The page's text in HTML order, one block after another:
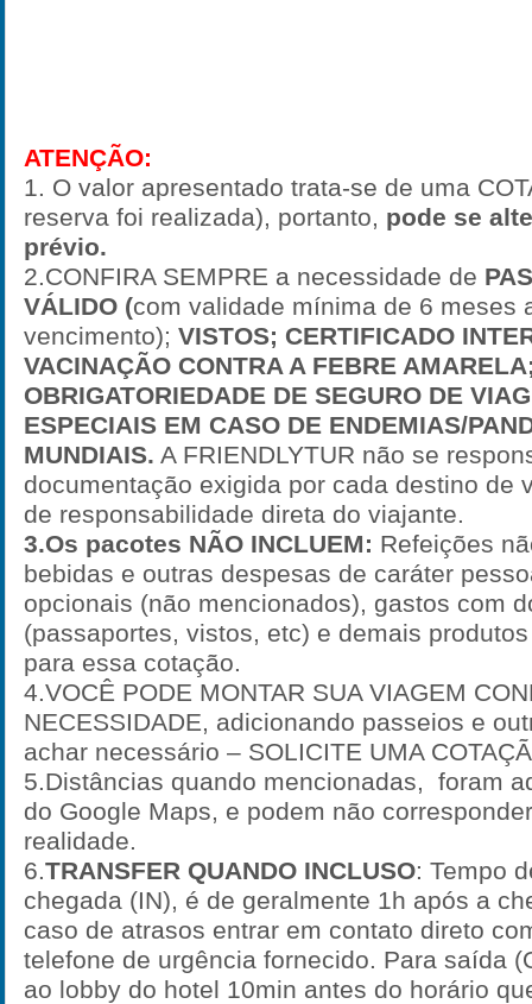
ATENÇÃO:
1. O valor apresentado trata-se de uma
reserva foi realizada), portanto, pode se
prévio.
2.CONFIRA SEMPRE a necessidade de
VÁLIDO (com validade mínima de 6 meses
vencimento); VISTOS; CERTIFICADO
VACINAÇÃO CONTRA A FEBRE
OBRIGATORIEDADE DE SEGURO DE
ESPECIAIS EM CASO DE ENDEMIAS/
MUNDIAIS. A FRIENDLYTUR não se
documentação exigida por cada destino de
de responsabilidade direta do viajante.
3.Os pacotes NÃO INCLUEM: Refeições
bebidas e outras despesas de caráter
opcionais (não mencionados), gastos com
(passaportes, vistos, etc) e demais
para essa cotação.
4.VOCÊ PODE MONTAR SUA VIAGEM
NECESSIDADE, adicionando passeios e
achar necessário – SOLICITE UMA
5.Distâncias quando mencionadas, foram
do Google Maps, e podem não
realidade.
6.TRANSFER QUANDO INCLUSO: Tempo
chegada (IN), é de geralmente 1h após a
caso de atrasos entrar em contato direto
telefone de urgência fornecido. Para saída
ao lobby do hotel 10min antes do horário